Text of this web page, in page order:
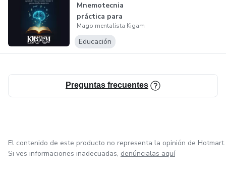
Mnemotecnia
práctica para
aprender más y...
Mago mentalista Kigam
Educación
Preguntas frecuentes
El contenido de este producto no representa la opinión de Hotmart.
Si ves informaciones inadecuadas, denúncialas aquí